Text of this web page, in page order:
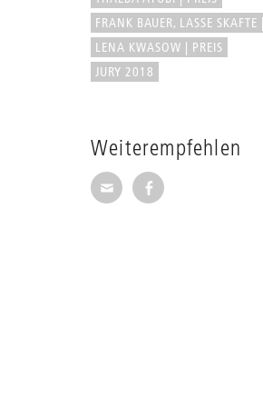
FRANK BAUER, LASSE SKAFTE
LENA KWASOW | PREIS
JURY 2018
Weiterempfehlen
Seite per E-Mail
Seite auf